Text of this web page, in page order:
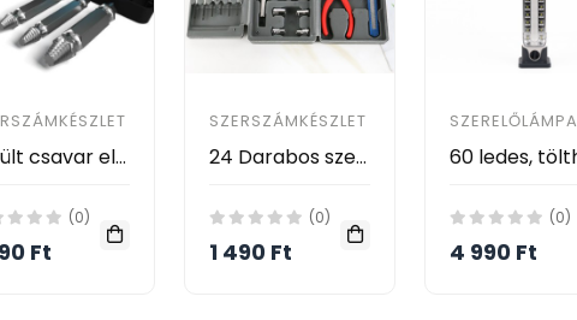
Sérült csavar eltávolító
(0)
Ft
SZERSZÁMKÉSZLET
24 Darabos szerszámkészlet
(0)
1 490 Ft
SZERELŐLÁMPA
(0)
4 990 Ft